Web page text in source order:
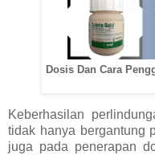
Dosis Dan Cara
Keberhasilan
tidak hanya bergantung
juga pada penerapan